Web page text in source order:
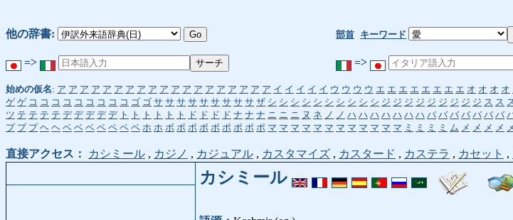
他の辞書: 部首 キーワード
=> =>
始めの仮名: ア ア ア ア ア ア ア ア ア ア ア ア ア ア ア ア ア ア ア イ イ イ イ イ ウ ウ ウ ウ エ エ エ エ エ エ エ エ オ オ オ オ
ゲ ゲ コ コ コ コ コ コ コ コ コ ゴ ゴ サ サ サ サ サ サ サ サ サ ザ シ シ シ シ シ シ シ シ シ シ ジ ジ ジ ジ ジ ジ ジ ジ ジ ス ス
ツ テ テ テ テ デ デ デ デ デ ト ト ト ト ト ト ド ド ド ド ナ ナ ナ ニ ニ ニ ヌ ネ ノ ノ ハ ハ ハ ハ ハ ハ ハ バ バ バ バ バ バ バ
プ プ プ ヘ ヘ ベ ベ ベ ベ ペ ペ ペ ホ ホ ボ ボ ボ ボ ボ ポ ポ ポ ポ マ マ マ マ マ マ マ マ マ マ マ マ ミ ミ ミ ミ ム メ メ メ メ
直接アクセス： カシミール , カジノ , カジュアル , カスタマイズ , カスタード , カステラ , カセット ,
カシミール